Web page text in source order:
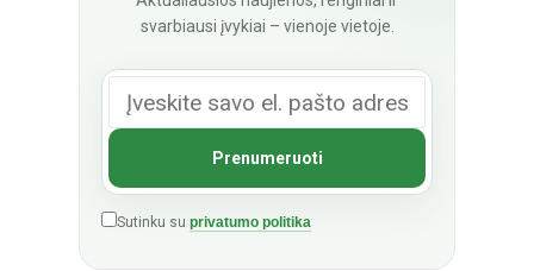
svarbiausi įvykiai – vienoje vietoje.
Sutinku su privatumo politika